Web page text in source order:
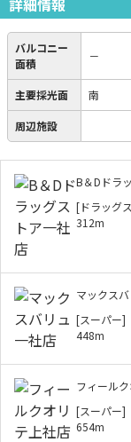
詳細情報
バルコニー
面積
－
主要採光面 南
周辺施設
B＆Dドラ
[ドラッグ
312m
マックス
[スーパー]
448m
フィール
[スーパー]
654m